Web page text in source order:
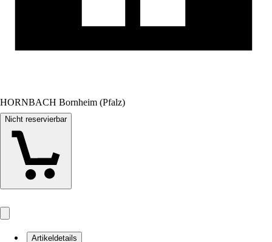
HORNBACH Bornheim (Pfalz)
Nicht reservierbar
Artikeldetails